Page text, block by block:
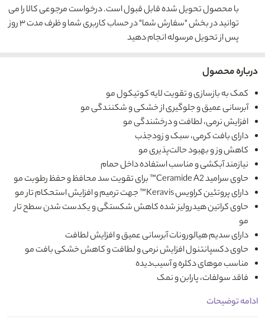
با محصول تحویل شده قابل قبول است. درخواست مرجوعی کالا را می
توانید در بخش "سفارش شما" در حساب کاربری شما و ظرف مدت ۳ روز
پس از تحویل مرسوله انجام دهید
درباره محصول
کمک به بازسازی و تقویت لایه کوتیکول مو
آبرسانی عمیق و جلوگیری از خشکی و شکنندگی مو
افزایش نرمی، لطافت و درخشندگی مو
دارای بافت کرمی، سبک و زودجذب
کاهش وز و بهبود حالت‌پذیری مو
نیازمند آبکشی و مناسب استفاده داخل حمام
حاوی سرامید Ceramide A2™ برای تقویت سد محافظ و حفظ رطوبت مو
دارای پروتئین کراویس Keravis™ جهت ترمیم و افزایش استحکام تار مو
حاوی کراتین هیدرولیز شده کاهش شکستگی و یکدست شدن سطح تار
مو
دارای سدیم هیالورونات آبرسانی عمیق و افزایش لطافت
حاوی دکسپانتنول افزایش نرمی و لطافت و کاهش خشکی بافت مو
مناسب موهای دکلره و آسیب‌دیده
فاقد سولفات، پارابن و نمک
ادامه توضیحات